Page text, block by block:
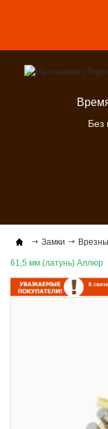
Без
Замки
61,5 мм (латунь) Аллюр